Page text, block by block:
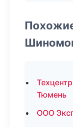
Тюмень
ООО